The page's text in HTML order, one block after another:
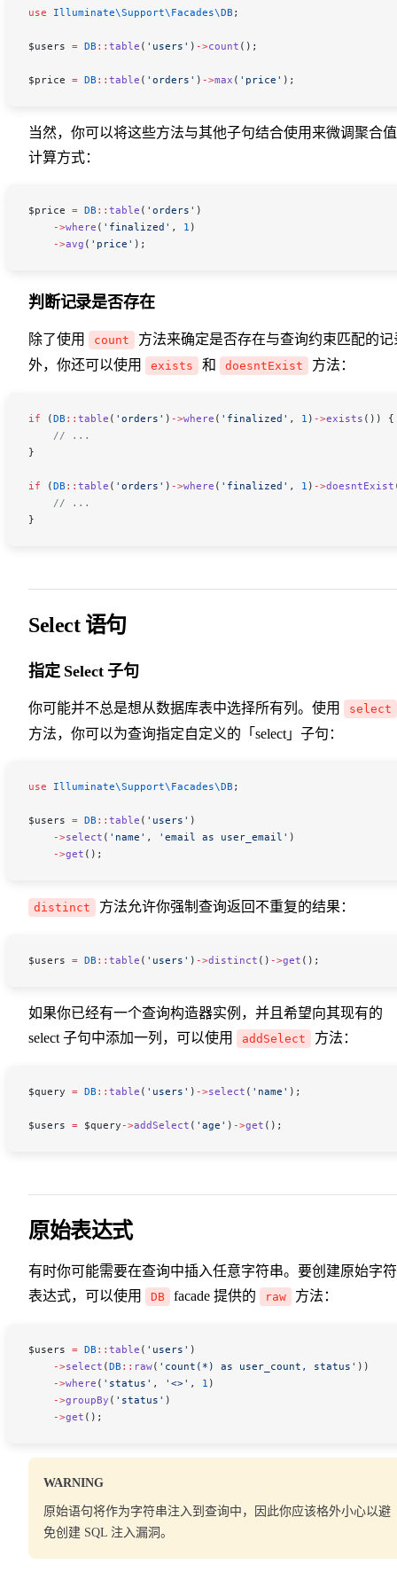
use Illuminate\Support\Facades\DB ;
$users = DB :: table ( 'users' ) ->count ();
$price = DB :: table ( 'orders' ) ->max ( 'price' );
当然，你可以将这些方法与其他子句结合使用来微调聚合
计算方式：
$price = DB :: table ( 'orders' )
    ->
where ( 'finalized' , 1 )
    ->
avg ( 'price' );
判断记录是否存在
除了使用 count
方法来确定是否存在与查询约束匹配的记
外，你还可以使用
exists 和 doesntExist 方法：
if (DB :: table ( 'orders' ) ->where ( 'finalized' , 1 ) ->exists ()) {
    // ...
}
if (DB :: table ( 'orders' ) ->where ( 'finalized' , 1 ) ->doesntExist
    // ...
}
Select 语句
指定 Select 子句
你可能并不总是想从数据库表中选择所有列。使用 select
方法，你可以为查询指定自定义的「select」子句：
use Illuminate\Support\Facades\DB ;
$users = DB :: table ( 'users' )
    ->
select ( 'name' , 'email as user_email' )
    ->
get ();
distinct 方法允许你强制查询返回不重复的结果：
$users = DB :: table ( 'users' ) ->distinct () ->get ();
如果你已经有一个查询构造器实例，并且希望向其现有的
select 子句中添加一列，可以使用
addSelect 方法：
$query = DB :: table ( 'users' ) ->select ( 'name' );
$users = $query ->addSelect ( 'age' ) ->get ();
原始表达式
有时你可能需要在查询中插入任意字符串。要创建原始字
表达式，可以使用
DB facade 提供的 raw 方法：
$users = DB :: table ( 'users' )
    ->
select (DB :: raw( 'count(*) as user_count, status' ))
    ->
where ( 'status' , '<>' , 1 )
    ->
groupBy ( 'status' )
    ->
get ();
WARNING
原始语句将作为字符串注入到查询中，因此你应该格外小心以避
免创建 SQL 注入漏洞。